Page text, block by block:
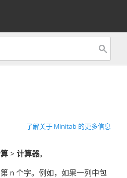
了解关于 Minitab 的更多信息
> 计算器。
n 个字。例如，如果一列中包